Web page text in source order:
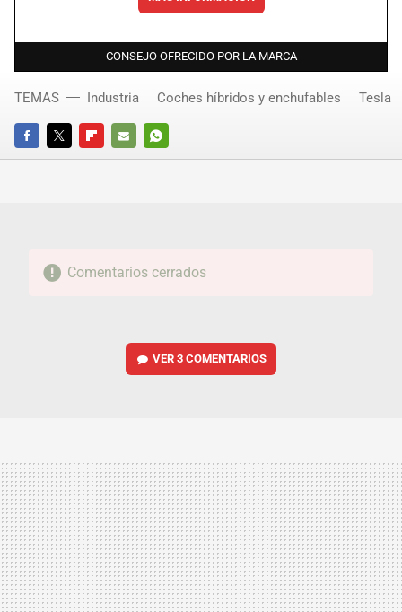
CONSEJO OFRECIDO POR LA MARCA
FACEBOOKTWITTERFLIPBOARD
E-
WHATSAPP
TEMAS Industria Coches híbridos y enchufables Tesla
Comentarios cerrados
VER3 COMENTARIOS